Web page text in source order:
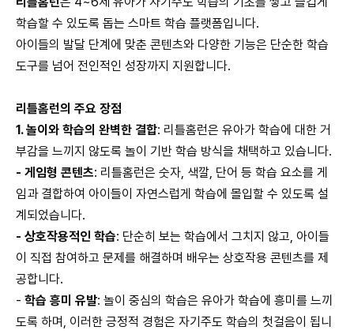
학습할 수 있도록 돕는 스마트 학습 플랫폼입니다.
아이들의 발달 단계에 맞춘 콘텐츠와 다양한 기능은 단순한 학습
도구를 넘어 전인적인 성장까지 지원합니다.
리틀홈런의 주요 장점
1.놀이와 학습의 완벽한 결합: 리틀홈런은 유아가 학습에 대한 거
부감을 느끼지 않도록 놀이 기반 학습 방식을 채택하고 있습니다.
- 게임형 콘텐츠: 리틀홈런은 숫자, 색깔, 단어 등 학습 요소를 게
임과 결합하여 아이들이 자연스럽게 학습에 몰입할 수 있도록 설
계되었습니다.
- 상호작용적인 학습: 단순히 보는 학습에서 그치지 않고, 아이들
이 직접 참여하고 문제를 해결하며 배우는 상호작용 콘텐츠를 제
공합니다.
- 학습 흥미 유발: 놀이 중심의 학습은 유아가 학습에 흥미를 느끼
도록 하며, 이러한 긍정적 경험은 자기주도 학습의 첫걸음이 됩니